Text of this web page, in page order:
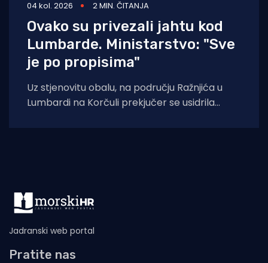
04 kol. 2026 2 MIN. ČITANJA
Ovako su privezali jahtu kod
Lumbarde. Ministarstvo: "Sve
je po propisima"
Uz stjenovitu obalu, na području Ražnjića u
Lumbardi na Korčuli prekjučer se usidrila
Jadranski web portal
Pratite nas